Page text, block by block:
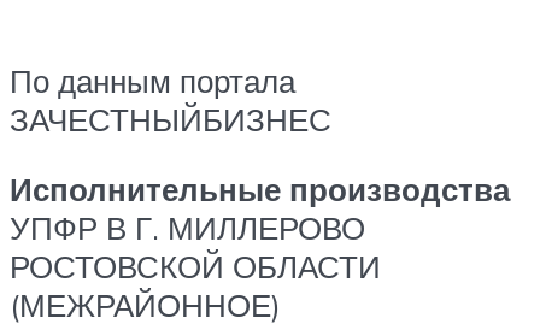
По данным портала
ЗАЧЕСТНЫЙБИЗНЕС
Исполнительные производства
УПФР В Г. МИЛЛЕРОВО
РОСТОВСКОЙ ОБЛАСТИ
(МЕЖРАЙОННОЕ)